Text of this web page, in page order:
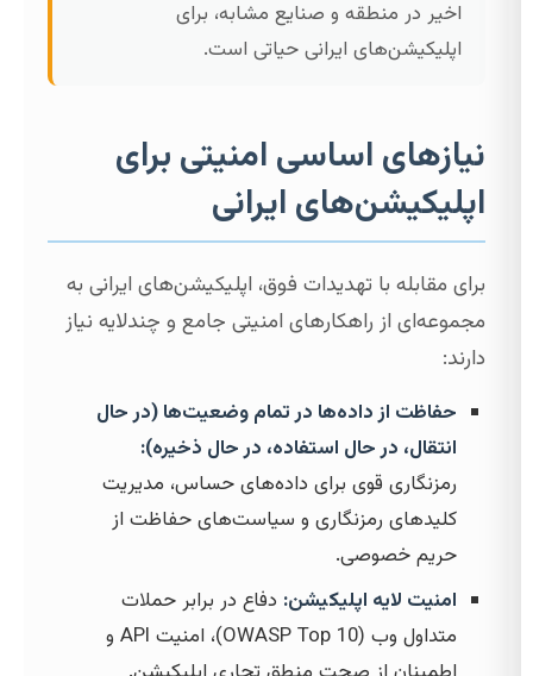
اخیر در منطقه و صنایع مشابه، برای
اپلیکیشن‌های ایرانی حیاتی است.
نیازهای اساسی امنیتی برای
اپلیکیشن‌های ایرانی
برای مقابله با تهدیدات فوق، اپلیکیشن‌های ایرانی به
مجموعه‌ای از راهکارهای امنیتی جامع و چندلایه نیاز
دارند:
حفاظت از داده‌ها در تمام وضعیت‌ها (در حال
انتقال، در حال استفاده، در حال ذخیره):
رمزنگاری قوی برای داده‌های حساس، مدیریت
کلیدهای رمزنگاری و سیاست‌های حفاظت از
حریم خصوصی.
امنیت لایه اپلیکیشن: دفاع در برابر حملات
متداول وب (OWASP Top 10)، امنیت API و